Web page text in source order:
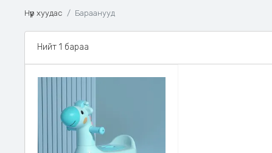
Нүүр хуудас Бараанууд
Нийт 1 бараа